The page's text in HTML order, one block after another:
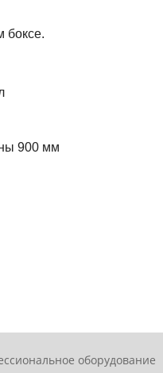
боксе.
900 мм
оборудование